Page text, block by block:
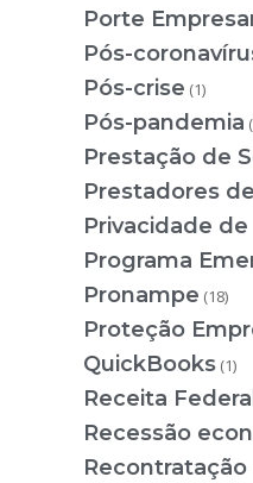
Porte
Pós-
Pós-crise (1)
Pós-pandemia
Prestação de
Prestadores
Privacidade
Programa
Pronampe (18)
Proteção
QuickBooks (1)
Receita Federal
Recessão